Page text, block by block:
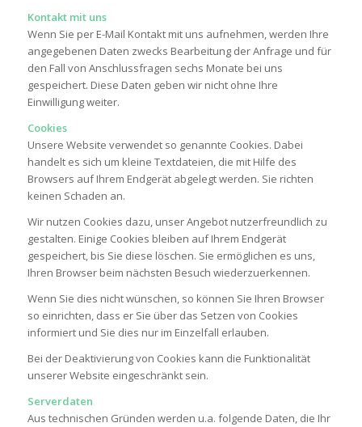
Kontakt mit uns
Wenn Sie per E-Mail Kontakt mit uns aufnehmen, werden Ihre
angegebenen Daten zwecks Bearbeitung der Anfrage und für
den Fall von Anschlussfragen sechs Monate bei uns
gespeichert. Diese Daten geben wir nicht ohne Ihre
Einwilligung weiter.
Cookies
Unsere Website verwendet so genannte Cookies. Dabei
handelt es sich um kleine Textdateien, die mit Hilfe des
Browsers auf Ihrem Endgerät abgelegt werden. Sie richten
keinen Schaden an.
Wir nutzen Cookies dazu, unser Angebot nutzerfreundlich zu
gestalten. Einige Cookies bleiben auf Ihrem Endgerät
gespeichert, bis Sie diese löschen. Sie ermöglichen es uns,
Ihren Browser beim nächsten Besuch wiederzuerkennen.
Wenn Sie dies nicht wünschen, so können Sie Ihren Browser
so einrichten, dass er Sie über das Setzen von Cookies
informiert und Sie dies nur im Einzelfall erlauben.
Bei der Deaktivierung von Cookies kann die Funktionalität
unserer Website eingeschränkt sein.
Serverdaten
Aus technischen Gründen werden u.a. folgende Daten, die Ihr